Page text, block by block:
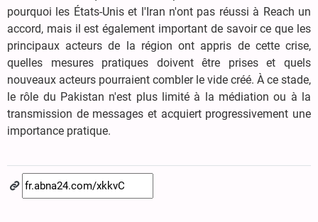
pourquoi les États-Unis et l'Iran n'ont pas réussi à Reach un
accord, mais il est également important de savoir ce que les
principaux acteurs de la région ont appris de cette crise,
quelles mesures pratiques doivent être prises et quels
nouveaux acteurs pourraient combler le vide créé. À ce stade,
le rôle du Pakistan n'est plus limité à la médiation ou à la
transmission de messages et acquiert progressivement une
importance pratique.